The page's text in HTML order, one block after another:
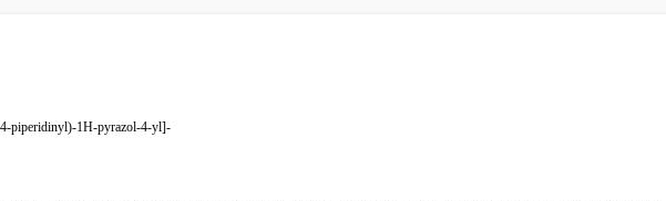
piperidinyl)-1H-pyrazol-4-yl]-